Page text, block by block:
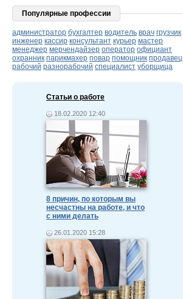
Популярные профессии
администратор бухгалтер водитель врач грузчик
инженер кассир консультант курьер мастер
менеджер мерчендайзер оператор официант
охранник парикмахер повар помощник продавец
рабочий разнорабочий специалист уборщица
Статьи о работе
18.02.2020 12:40
8 причин, по которым вы
несчастны на работе, и что
с ними делать
26.01.2020 15:28